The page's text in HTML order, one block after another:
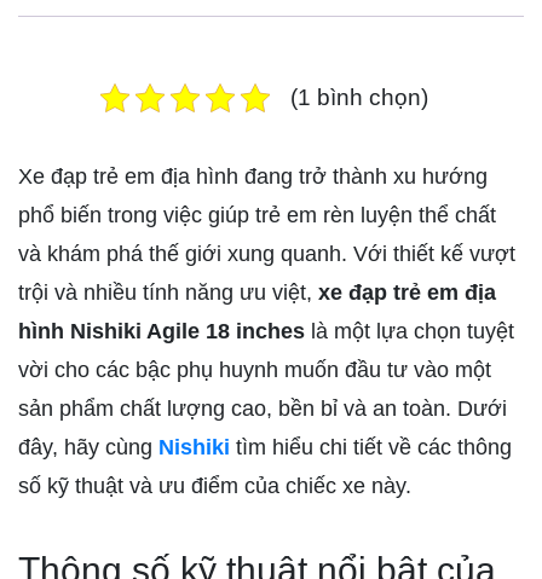
(1 bình chọn)
Xe đạp trẻ em địa hình đang trở thành xu hướng
phổ biến trong việc giúp trẻ em rèn luyện thể chất
và khám phá thế giới xung quanh. Với thiết kế vượt
trội và nhiều tính năng ưu việt, xe đạp trẻ em địa
hình Nishiki Agile 18 inches là một lựa chọn tuyệt
vời cho các bậc phụ huynh muốn đầu tư vào một
sản phẩm chất lượng cao, bền bỉ và an toàn. Dưới
đây, hãy cùng Nishiki tìm hiểu chi tiết về các thông
số kỹ thuật và ưu điểm của chiếc xe này.
Thông số kỹ thuật nổi bật của